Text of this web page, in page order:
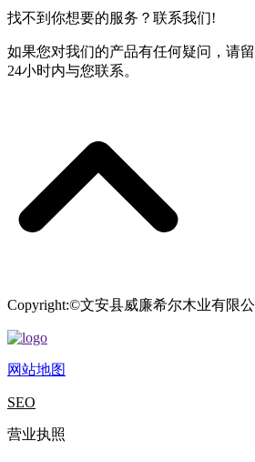
找不到你想要的服务？联系我们!
如果您对我们的产品有任何疑问，请
24小时内与您联系。
Copyright:©文安县威廉希尔木业有限公
网站地图
SEO
营业执照